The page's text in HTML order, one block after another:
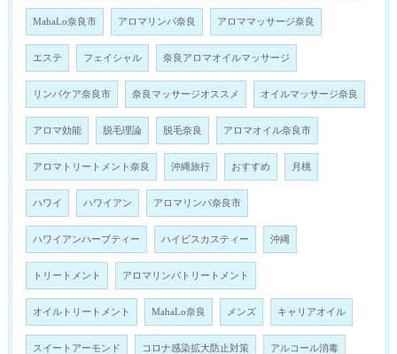
MahaLo奈良市 アロマリンパ奈良 アロママッサージ奈良
エステ フェイシャル 奈良アロマオイルマッサージ
リンパケア奈良市 奈良マッサージオススメ オイルマッサージ奈良
アロマ効能 脱毛理論 脱毛奈良 アロマオイル奈良市
アロマトリートメント奈良 沖縄旅行 おすすめ 月桃
ハワイ ハワイアン アロマリンパ奈良市
ハワイアンハーブティー ハイビスカスティー 沖縄
トリートメント アロマリンパトリートメント
オイルトリートメント MahaLo奈良 メンズ キャリアオイル
スイートアーモンド コロナ感染拡大防止対策 アルコール消毒